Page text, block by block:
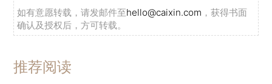
如有意愿转载，请发邮件至hello@caixin.com ，获得书面
确认及授权后，方可转载。
推荐阅读